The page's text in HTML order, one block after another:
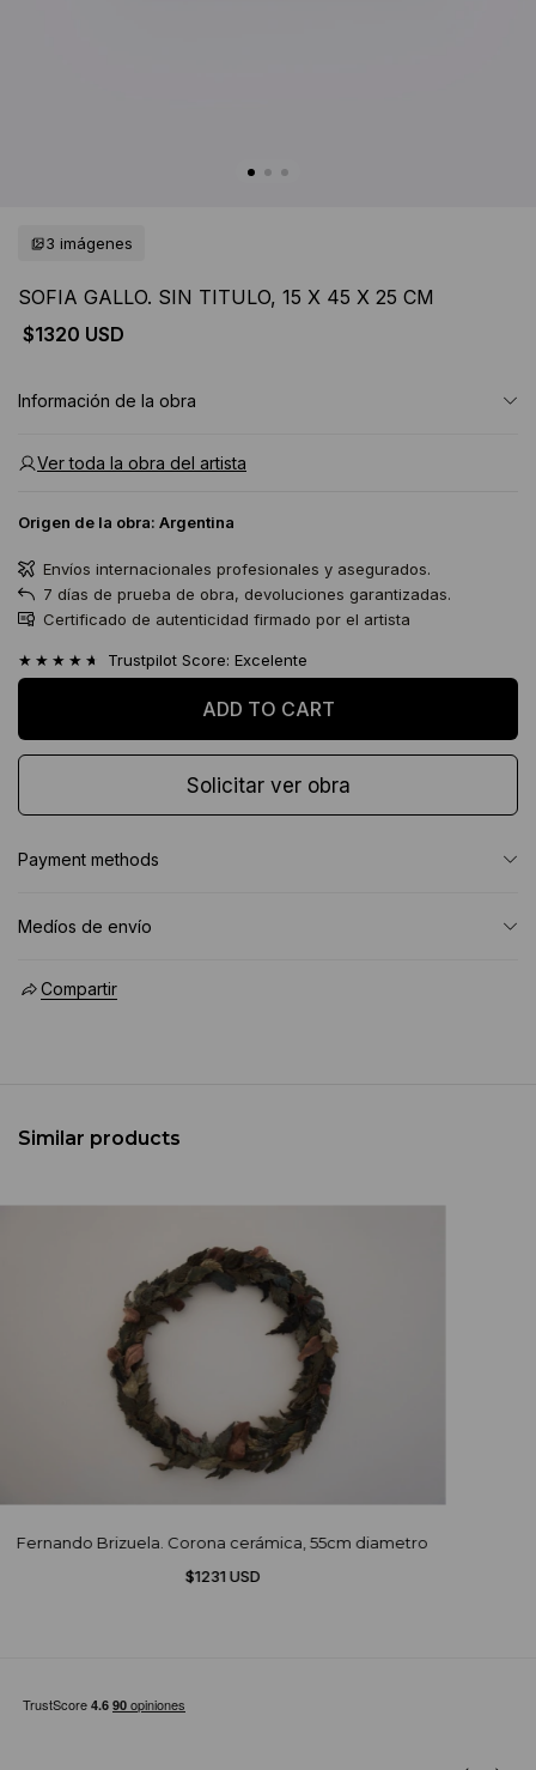
3 imágenes
SOFIA GALLO. SIN TITULO, 15 X 45 X 25 CM
$1320 USD
Información de la obra
Ver toda la obra del artista
Origen de la obra: Argentina
Envíos internacionales profesionales y asegurados.
7 días de prueba de obra, devoluciones garantizadas.
Certificado de autenticidad firmado por el artista
★★★★★ Trustpilot Score: Excelente
Solicitar ver obra
Payment methods
Medíos de envío
Compartir
Similar products
Fernando Brizuela. Corona cerámica, 55cm diametro
$1231 USD